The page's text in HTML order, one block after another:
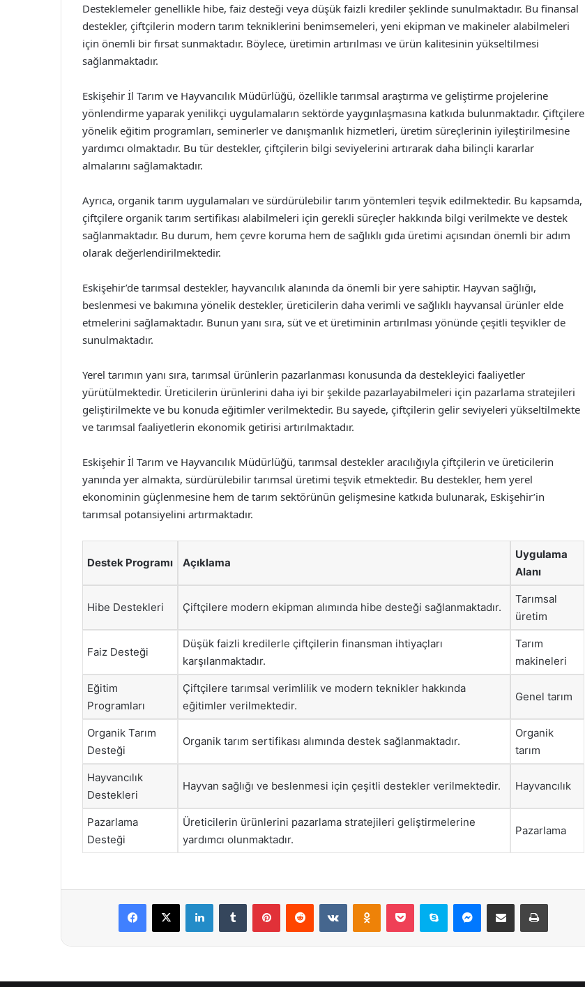
Desteklemeler genellikle hibe, faiz desteği veya düşük faizli krediler şeklinde sunulmaktadır. Bu finansal
destekler, çiftçilerin modern tarım tekniklerini benimsemeleri, yeni ekipman ve makineler alabilmeleri
için önemli bir fırsat sunmaktadır. Böylece, üretimin artırılması ve ürün kalitesinin yükseltilmesi
sağlanmaktadır.
Eskişehir İl Tarım ve Hayvancılık Müdürlüğü, özellikle tarımsal araştırma ve geliştirme projelerine
yönlendirme yaparak yenilikçi uygulamaların sektörde yaygınlaşmasına katkıda bulunmaktadır. Çiftçilere
yönelik eğitim programları, seminerler ve danışmanlık hizmetleri, üretim süreçlerinin iyileştirilmesine
yardımcı olmaktadır. Bu tür destekler, çiftçilerin bilgi seviyelerini artırarak daha bilinçli kararlar
almalarını sağlamaktadır.
Ayrıca, organik tarım uygulamaları ve sürdürülebilir tarım yöntemleri teşvik edilmektedir. Bu kapsamda,
çiftçilere organik tarım sertifikası alabilmeleri için gerekli süreçler hakkında bilgi verilmekte ve destek
sağlanmaktadır. Bu durum, hem çevre koruma hem de sağlıklı gıda üretimi açısından önemli bir adım
olarak değerlendirilmektedir.
Eskişehir’de tarımsal destekler, hayvancılık alanında da önemli bir yere sahiptir. Hayvan sağlığı,
beslenmesi ve bakımına yönelik destekler, üreticilerin daha verimli ve sağlıklı hayvansal ürünler elde
etmelerini sağlamaktadır. Bunun yanı sıra, süt ve et üretiminin artırılması yönünde çeşitli teşvikler de
sunulmaktadır.
Yerel tarımın yanı sıra, tarımsal ürünlerin pazarlanması konusunda da destekleyici faaliyetler
yürütülmektedir. Üreticilerin ürünlerini daha iyi bir şekilde pazarlayabilmeleri için pazarlama stratejileri
geliştirilmekte ve bu konuda eğitimler verilmektedir. Bu sayede, çiftçilerin gelir seviyeleri yükseltilmekte
ve tarımsal faaliyetlerin ekonomik getirisi artırılmaktadır.
Eskişehir İl Tarım ve Hayvancılık Müdürlüğü, tarımsal destekler aracılığıyla çiftçilerin ve üreticilerin
yanında yer almakta, sürdürülebilir tarımsal üretimi teşvik etmektedir. Bu destekler, hem yerel
ekonominin güçlenmesine hem de tarım sektörünün gelişmesine katkıda bulunarak, Eskişehir’in
tarımsal potansiyelini artırmaktadır.
Destek Programı Açıklama
Uygulama
Alanı
Hibe Destekleri Çiftçilere modern ekipman alımında hibe desteği sağlanmaktadır.
Tarımsal
üretim
Faiz Desteği
Düşük faizli kredilerle çiftçilerin finansman ihtiyaçları
karşılanmaktadır.
Tarım
makineleri
Eğitim
Programları
Çiftçilere tarımsal verimlilik ve modern teknikler hakkında
eğitimler verilmektedir.
Genel tarım
Organik Tarım
Desteği
Organik tarım sertifikası alımında destek sağlanmaktadır.
Organik
tarım
Hayvancılık
Destekleri
Hayvan sağlığı ve beslenmesi için çeşitli destekler verilmektedir. Hayvancılık
Pazarlama
Desteği
Üreticilerin ürünlerini pazarlama stratejileri geliştirmelerine
yardımcı olunmaktadır.
Pazarlama
Facebook
X LinkedInTumblr PinterestReddit VKontakteOdnoklassniki
Pocket Skype Messenger
E-Posta ile paylaş Yazdır